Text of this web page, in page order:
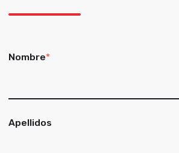
Nombre*
Apellidos